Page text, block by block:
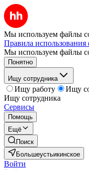
Мы используем файлы
Правила
Мы используем файлы
Понятно
Ищу сотрудника
Ищу работу
Ищу
Ищу сотрудника
Сервисы
Помощь
Ещё
Поиск
Большеустьикинское
Войти